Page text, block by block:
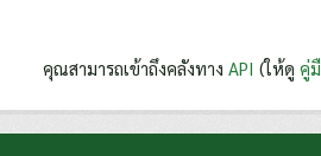
คุณสามารถเข้าถึงคลังทาง API (ให้ดู คู่